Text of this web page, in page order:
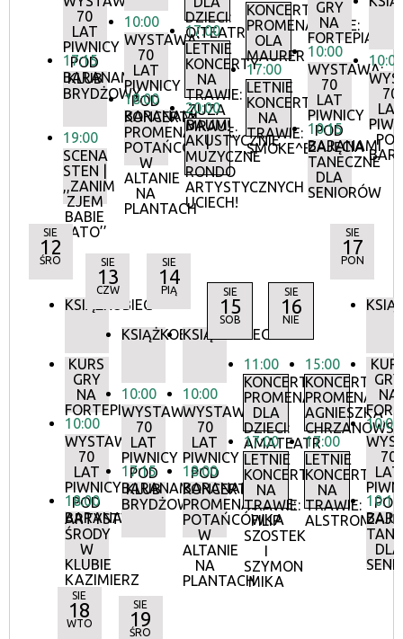
70
LAT
PIWNICY
POD
BARANAMI
17:15
KLUB
BRYDŻOWY
19:00
SCENA
STEN |
,,ZANIM
ZJEM
BABIE
LATO’’
10:00
WYSTAWA:
70
LAT
PIWNICY
POD
BARANAMI
18:00
KONCERTY
PROMENADOWE:
POTAŃCÓWKA
W
ALTANIE
NA
PLANTACH
DZIECI:
O!TEATR
17:00
LETNIE
KONCERTY
NA
TRAWIE:
ZUZA
BAUM
AKUSTYCZNIE
20:00
MRAU!
|
MUZYCZNE
RONDO
ARTYSTYCZNYCH
UCIECH!
KONCERTY
PROMENADOWE:
OLA
MAURER
17:00
LETNIE
KONCERTY
NA
TRAWIE:
SMOKE^BLUES
GRY
NA
FORTEPIANIE
10:00
WYSTAWA:
70
LAT
PIWNICY
POD
BARANAMI
10:15
ZAJĘCIA
TANECZNE
DLA
SENIORÓW
10:00
70
LAT
SIE
12
ŚRO
KSIĄŻKOBIEG
KURS
GRY
NA
FORTEPIANIE
10:00
WYSTAWA:
70
LAT
PIWNICY
POD
BARANAMI
18:00
ARTYSTYCZNE
ŚRODY
W
KLUBIE
KAZIMIERZ
SIE
13
CZW
KSIĄŻKOBIEG
10:00
WYSTAWA:
70
LAT
PIWNICY
POD
BARANAMI
17:15
KLUB
BRYDŻOWY
SIE
14
PIĄ
KSIĄŻKOBIEG
10:00
WYSTAWA:
70
LAT
PIWNICY
POD
BARANAMI
18:00
KONCERTY
PROMENADOWE:
POTAŃCÓWKA
W
ALTANIE
NA
PLANTACH
SIE
15
SOB
11:00
KONCERTY
PROMENADOWE
DLA
DZIECI:
AMATEATR
17:00
LETNIE
KONCERTY
NA
TRAWIE:
FILIP
SZOSTEK
I
SZYMON
MIKA
SIE
16
NIE
15:00
KONCERTY
AGNIESZKA
17:00
LETNIE
KONCERTY
NA
TRAWIE:
ALSTROMERIE
SIE
17
PON
GRY
NA
10:00
70
LAT
POD
10:15
DLA
SIE
18
WTO
SIE
19
ŚRO